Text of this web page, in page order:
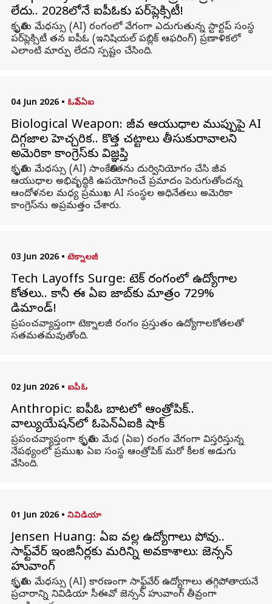
లేదు.. 2028లోనే ఐపీఓకు పర్‌ప్లెక్సిటీ!
కృత్రిమ మేధస్సు (AI) రంగంలో వేగంగా ఎదుగుతున్న స్టార్టప్ సంస్థ
పర్‌ప్లెక్సిటీ తన ఐపీఓ (ఇనిషియల్ పబ్లిక్ ఆఫరింగ్) ప్రణాళికలో
ఎలాంటి మార్పు లేదని స్పష్టం చేసింది.
04 Jun 2026 • ఓపెన్ఏఐ
Biological Weapon: జీవ ఆయుధాల ముప్పుపై AI
దిగ్గజాల హెచ్చరిక.. కొత్త చట్టాలు తీసుకురావాలని
అమెరికా కాంగ్రెస్‌కు విజ్ఞప్తి
కృత్రిమ మేధస్సు (AI) సాంకేతికతను దుర్వినియోగం చేసి జీవ
ఆయుధాల అభివృద్ధికి ఉపయోగించే ప్రమాదం పెరుగుతోందన్న
ఆందోళనల మధ్య ప్రముఖ AI సంస్థల అధినేతలు అమెరికా
కాంగ్రెస్‌ను అప్రమత్తం చేశారు.
03 Jun 2026 • టెక్నాలజీ
Tech Layoffs Surge: టెక్ రంగంలో ఉద్యోగాల
కోతలు.. కానీ ఈ ఏఐ జాబ్‌కు మాత్రం 729%
డిమాండ్!
ప్రపంచవ్యాప్తంగా టెక్నాలజీ రంగం ప్రస్తుతం ఉద్యోగాలకోతలతో
సతమతమవుతోంది.
02 Jun 2026 • ఐపీఓ
Anthropic: ఐపీఓ బాటలో ఆంత్రోపిక్..
వాల్యుయేషన్‌లో ఓపెన్ఏఐకి షాక్
ప్రపంచవ్యాప్తంగా కృత్రిమ మేధ (ఏఐ) రంగం వేగంగా విస్తరిస్తున్న
నేపథ్యంలో ప్రముఖ ఏఐ సంస్థ ఆంత్రోపిక్ మరో కీలక అడుగు
వేసింది.
01 Jun 2026 • నివిడియా
Jensen Huang: ఏఐ వల్ల ఉద్యోగాలు పోవు..
సాఫ్ట్‌వేర్ ఇంజినీర్లకు మరిన్ని అవకాశాలు: జెన్సన్
హువాంగ్
కృత్రిమ మేధస్సు (AI) కారణంగా సాఫ్ట్‌వేర్ ఉద్యోగాలు తగ్గిపోతాయనే
ప్రచారాన్ని నివిడియా సీఈవో జెన్సన్ హువాంగ్ తీవ్రంగా